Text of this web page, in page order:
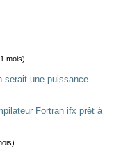
mois)
serait une puissance
Fortran ifx prêt à